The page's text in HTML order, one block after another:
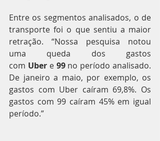
Entre os segmentos analisados, o de
transporte foi o que sentiu a maior
retração. “Nossa pesquisa notou
uma queda dos gastos
com Uber e 99 no período analisado.
De janeiro a maio, por exemplo, os
gastos com Uber caíram 69,8%. Os
gastos com 99 caíram 45% em igual
período.”